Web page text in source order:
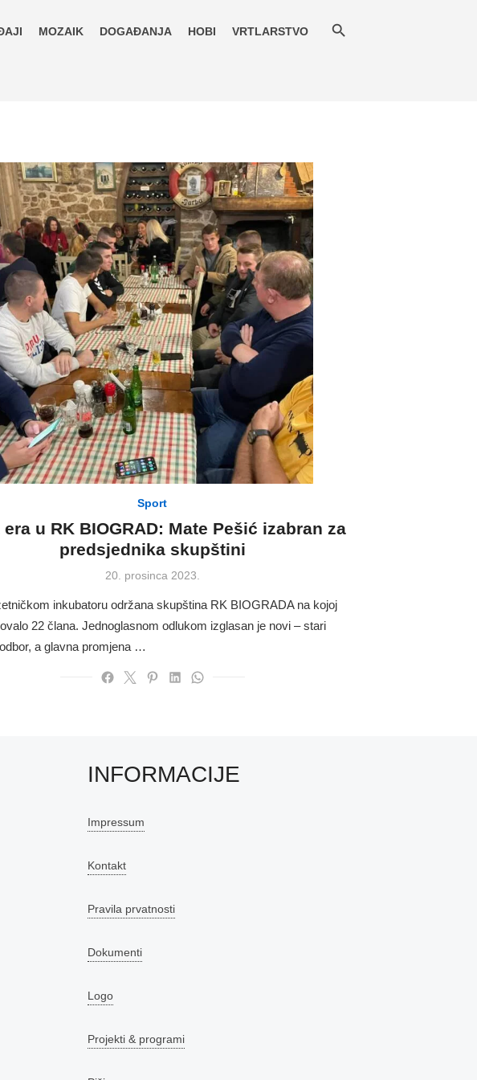
MOZAIK DOGAĐANJA HOBI VRTLARSTVO
Sport
era u RK BIOGRAD: Mate Pešić izabran za
predsjednika skupštini
Posted
20. prosinca 2023.
inkubatoru održana skupština RK BIOGRADA na kojoj
22 člana. Jednoglasnom odlukom izglasan je novi – stari
a glavna promjena …
INFORMACIJE
Impressum
Kontakt
Pravila prvatnosti
Dokumenti
Logo
Projekti & programi